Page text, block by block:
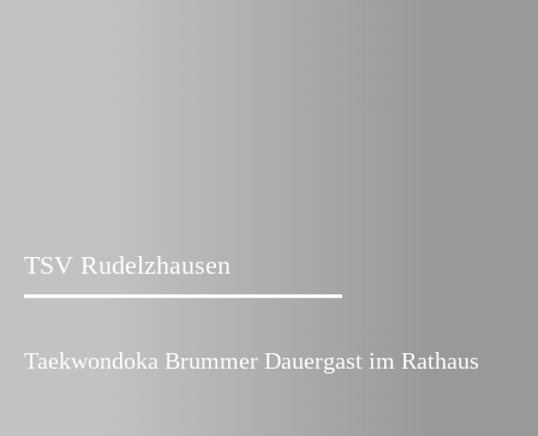
TSV Rudelzhausen
Taekwondoka Brummer Dauergast im Rathaus